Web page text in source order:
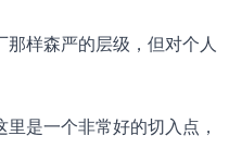
样森严的层级，但对个人
是一个非常好的切入点，